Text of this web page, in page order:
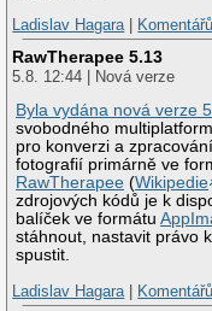
Ladislav Hagara|
RawTherapee 5.13
5.8. 12:44 | Nová verze
Byla vydána nová verze
svobodného
pro konverzi a
fotografií primárně ve
RawTherapee (Wikipedie
zdrojových kódů je k
balíček ve formátu
stáhnout, nastavit právo
spustit.
Ladislav Hagara|